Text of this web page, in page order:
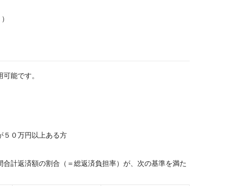
能です。
５０万円以上ある方
計返済額の割合（＝総返済負担率）が、次の基準を満た